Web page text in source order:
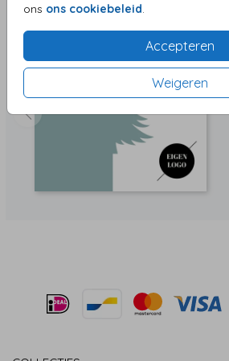
ons ons cookiebeleid.
Accepteren
Weigeren